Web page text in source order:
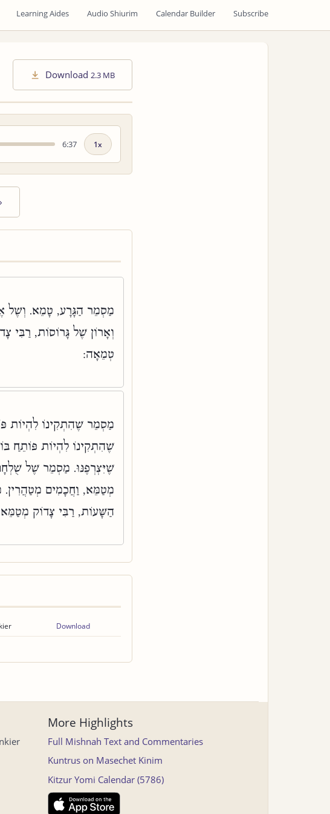
Learning Aides Audio Shiurim Calendar Builder Subscribe
Download 2.3 MB
6:37
Playback
›
מַסְמֵר הַגָּרָע, טָמֵא. וְשֶׁל
וְאָרוֹן שֶׁל גָּרוֹסוֹת,
טְמֵאָה:
מַסְמֵר שֶׁהִתְקִינוֹ לִהְיוֹת
שֶׁהִתְקִינוֹ לִהְיוֹת פּוֹתֵחַ
שֶׁיִּצְרְפֶנּוּ. מַסְמֵר שֶׁל
מְטַמֵּא, וַחֲכָמִים מְטַהֲרִין.
הַשָּׁעוֹת, רַבִּי צָדוֹק
Download
More Highlights
Full Mishnah Text and Commentaries
Kuntrus on Masechet Kinim
Kitzur Yomi Calendar (5786)